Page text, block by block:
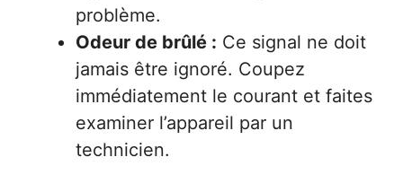
problème.
Odeur de brûlé : Ce signal ne doit
jamais être ignoré. Coupez
immédiatement le courant et faites
examiner l’appareil par un
technicien.